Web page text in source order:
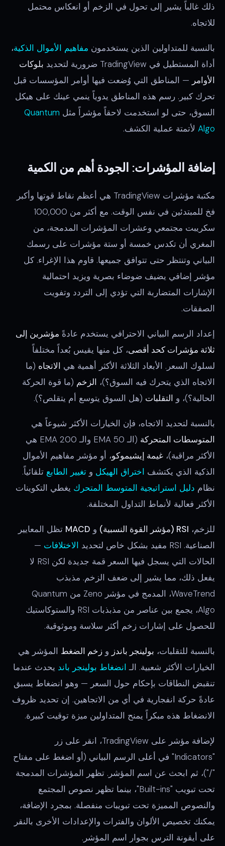
ذلك غالباً يشير إلى تحول في الزخم أو انعكاس محتمل
للاتجاه.
بالنسبة للمتداولين الذين يستخدمون مفاهيم الأموال الذكية،
أداة المستطيل في TradingView ضرورية لتحديد
بلوكات
الأوامر — المناطق التي وُضعت فيها أوامر المؤسسات قبل
تحرك كبير. رسم هذه المناطق يدوياً ينمي عينك على هيكل
السوق، حتى لو استخدمت لاحقاً مؤشراً مثل Quantum
Algo لأتمتة عملية الكشف.
إضافة المؤشرات: الجودة أهم من الكمية
مكتبة مؤشرات TradingView هي أعظم نقاط قوتها وأكبر
فخ للمبتدئين في نفس الوقت. مع أكثر من 100,000
سكريبت مجتمعي وعشرات المؤشرات المدمجة، من
المغري أن تكدس خمسة أو ستة مؤشرات على رسمك
البياني وتنتظر حتى تتوافق جميعها. قاوم هذا الإغراء. كل
مؤشر إضافي يضيف ضوضاء بصرية ويزيد احتمالية
الإشارات المتضاربة التي تؤدي إلى التردد وتفويت
الصفقات.
إعداد الرسم البياني الاحترافي يستخدم عادةً مؤشرين إلى
ثلاثة مؤشرات كحد أقصى، كل منها يقيس بُعداً مختلفاً
لسلوك السعر. الأبعاد الثلاثة الأكثر أهمية هي الاتجاه (ما
الاتجاه الذي يتحرك فيه السوق؟)، الزخم (ما قوة الحركة
الحالية؟)، و التقلبات (هل السوق يتوسع أم يتقلص؟).
بالنسبة لتحديد الاتجاه، فإن الخيارات الأكثر شيوعاً هي
المتوسطات المتحركة
(الـ 50 EMA والـ 200 EMA هي
الأكثر مراقبة)، غيمة إيشيموكو، أو مؤشر مفاهيم الأموال
الذكية الذي يكتشف اختراق الهيكل و تغيير الطابع تلقائياً.
نظام دليل استراتيجية المتوسط المتحرك يغطي التكوينات
الأكثر فعالية لأنماط التداول المختلفة.
للزخم، RSI (مؤشر القوة النسبية) و MACD تظل المعايير
الصناعية. RSI مفيد بشكل خاص لتحديد
الاختلافات —
الحالات التي يسجل فيها السعر قمة جديدة لكن RSI لا
يفعل ذلك، مما يشير إلى ضعف الزخم. مذبذب
WaveTrend، المدمج في مؤشر Zeno من Quantum
Algo، يجمع بين عناصر من مذبذبات RSI والستوكاستيك
للحصول على إشارات زخم أكثر سلاسة وموثوقية.
بالنسبة للتقلبات، بولينجر باندز و زخم الضغط المؤشر هي
الخيارات الأكثر شعبية. الـ انضغاط بولينجر باند يحدث عندما
تنقبض النطاقات بإحكام حول السعر — وهو انضغاط يسبق
عادةً حركة انفجارية في أي من الاتجاهين. إن تحديد ظروف
الانضغاط هذه مبكراً يمنح المتداولين ميزة توقيت كبيرة.
لإضافة مؤشر على TradingView، انقر على زر
"Indicators" في أعلى الرسم البياني (أو اضغط على مفتاح
"/")، ثم ابحث عن اسم المؤشر. تظهر المؤشرات المدمجة
تحت تبويب "Built-ins"، بينما تظهر نصوص المجتمع
والنصوص المميزة تحت تبويبات منفصلة. بمجرد الإضافة،
يمكنك تخصيص الألوان والفترات والإعدادات الأخرى بالنقر
على أيقونة الترس بجوار اسم المؤشر.